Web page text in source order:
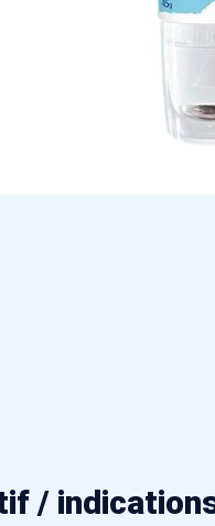
/